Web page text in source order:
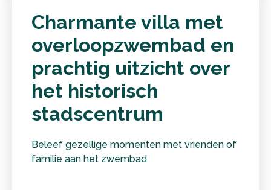
Charmante villa met
overloopzwembad en
prachtig uitzicht over
het historisch
stadscentrum
Beleef gezellige momenten met vrienden of
familie aan het zwembad